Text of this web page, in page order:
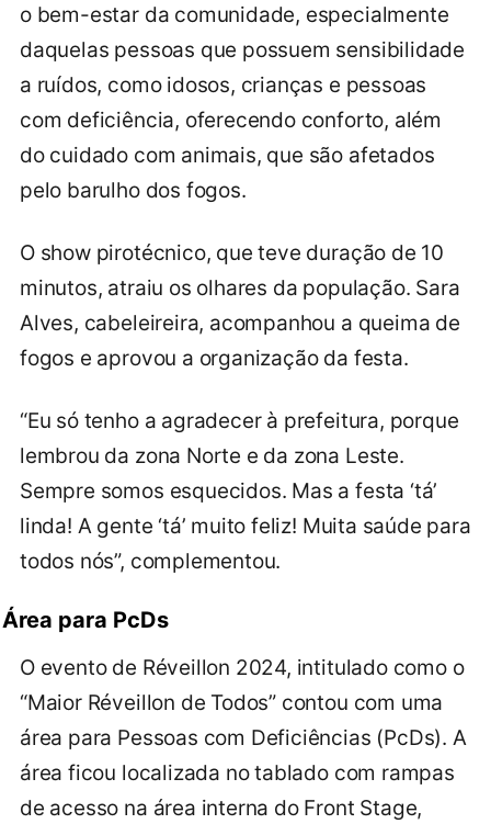
o bem-estar da comunidade, especialmente
daquelas pessoas que possuem sensibilidade
a ruídos, como idosos, crianças e pessoas
com deficiência, oferecendo conforto, além
do cuidado com animais, que são afetados
pelo barulho dos fogos.
O show pirotécnico, que teve duração de 10
minutos, atraiu os olhares da população. Sara
Alves, cabeleireira, acompanhou a queima de
fogos e aprovou a organização da festa.
“Eu só tenho a agradecer à prefeitura, porque
lembrou da zona Norte e da zona Leste.
Sempre somos esquecidos. Mas a festa ‘tá’
linda! A gente ‘tá’ muito feliz! Muita saúde para
todos nós”, complementou.
Área para PcDs
O evento de Réveillon 2024, intitulado como o
“Maior Réveillon de Todos” contou com uma
área para Pessoas com Deficiências (PcDs). A
área ficou localizada no tablado com rampas
de acesso na área interna do Front Stage,